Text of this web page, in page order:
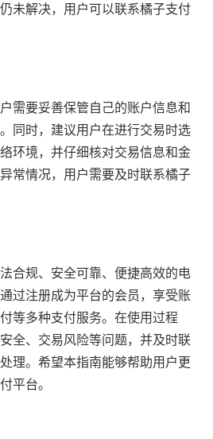
未解决，用户可以联系橘子支付
需要妥善保管自己的账户信息和
同时，建议用户在进行交易时选
环境，并仔细核对交易信息和金
常情况，用户需要及时联系橘子
合规、安全可靠、便捷高效的电
过注册成为平台的会员，享受账
等多种支付服务。在使用过程
全、交易风险等问题，并及时联
理。希望本指南能够帮助用户更
平台。